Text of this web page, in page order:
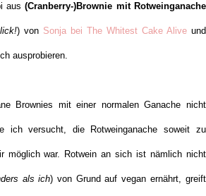
aus (Cranberry-)Brownie mit Rotweinganache
) vonSonja bei The Whitest Cake Aliveund
ausprobieren.
Brownies mit einer normalen Ganache nicht
ich versucht, die Rotweinganache soweit zu
möglich war. Rotwein an sich ist nämlich nicht
als ich) von Grund auf vegan ernährt, greift